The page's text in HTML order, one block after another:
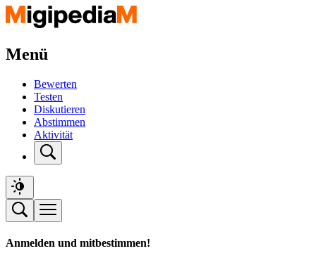
Menü
Bewerten
Testen
Diskutieren
Abstimmen
Aktivität
Anmelden und mitbestimmen!